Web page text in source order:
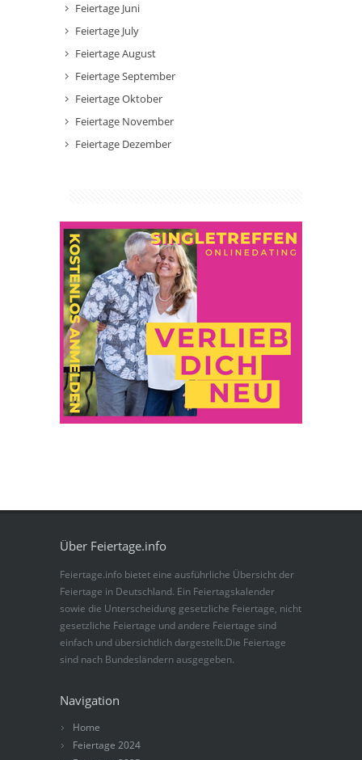
Feiertage Juni
Feiertage July
Feiertage August
Feiertage September
Feiertage Oktober
Feiertage November
Feiertage Dezember
Über Feiertage.info
Feiertage.info bietet eine ausführliche Übersicht der
Feiertage in Deutschland. Ein Feiertagskalender
sowie die Unterscheidung gesetzliche Feiertage, nicht
gesetzliche Feiertage und andere Feiertage sind
einfach und übersichtlich dargestellt.Die Feiertage
sind nach Bundesländern ausgegeben.
Navigation
Home
Feiertage 2024